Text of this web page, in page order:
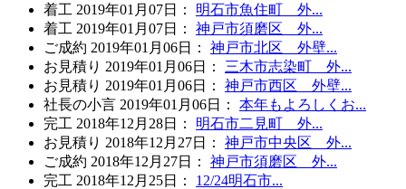
着工 2019年01月07日 ：
明石市魚住町 外...
着工 2019年01月07日 ：
神戸市須磨区 外...
ご成約 2019年01月06日 ：
神戸市北区 外壁...
お見積り 2019年01月06日 ：
三木市志染町 外...
お見積り 2019年01月06日 ：
神戸市西区 外壁...
社長の小言 2019年01月06日 ：
本年もよろしくお...
完工 2018年12月28日 ：
明石市二見町 外...
お見積り 2018年12月27日 ：
神戸市中央区 外...
ご成約 2018年12月27日 ：
神戸市須磨区 外...
完工 2018年12月25日 ：
12/24明石市...